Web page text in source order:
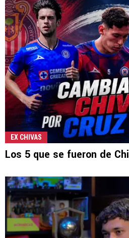
EX CHIVAS
Los 5 que se fueron de